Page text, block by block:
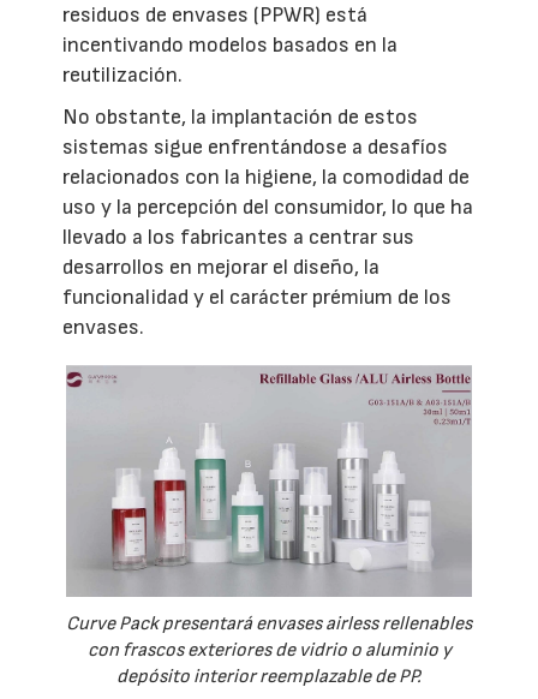
residuos de envases (PPWR) está
incentivando modelos basados en la
reutilización.
No obstante, la implantación de estos
sistemas sigue enfrentándose a desafíos
relacionados con la higiene, la comodidad de
uso y la percepción del consumidor, lo que ha
llevado a los fabricantes a centrar sus
desarrollos en mejorar el diseño, la
funcionalidad y el carácter prémium de los
envases.
Curve Pack presentará envases airless rellenables
con frascos exteriores de vidrio o aluminio y
depósito interior reemplazable de PP.